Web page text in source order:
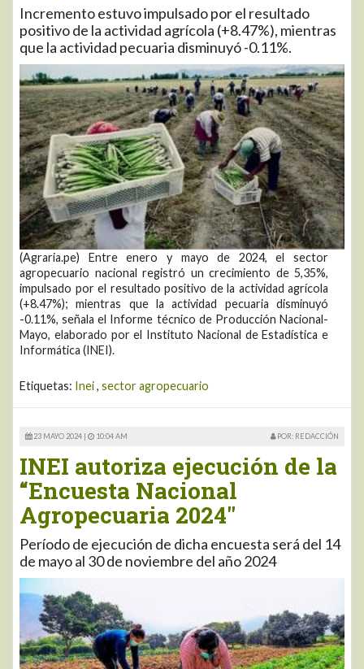
Incremento estuvo impulsado por el resultado
positivo de la actividad agrícola (+8.47%), mientras
que la actividad pecuaria disminuyó -0.11%.
(Agraria.pe) Entre enero y mayo de 2024, el sector
agropecuario nacional registró un crecimiento de 5,35%,
impulsado por el resultado positivo de la actividad agrícola
(+8.47%); mientras que la actividad pecuaria disminuyó
-0.11%, señala el Informe técnico de Producción Nacional-
Mayo, elaborado por el Instituto Nacional de Estadística e
Informática (INEI).
Etiquetas: Inei, sector agropecuario
23 MAYO 2024 | 10:04 AM POR: REDACCIÓN
INEI autoriza ejecución de la
“Encuesta Nacional
Agropecuaria 2024"
Período de ejecución de dicha encuesta será del 14
de mayo al 30 de noviembre del año 2024